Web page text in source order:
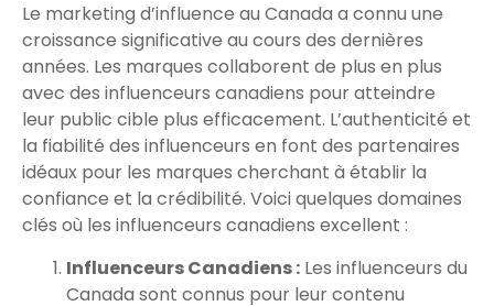
Le marketing d’influence au Canada a connu une
croissance significative au cours des dernières
années. Les marques collaborent de plus en plus
avec des influenceurs canadiens pour atteindre
leur public cible plus efficacement. L’authenticité et
la fiabilité des influenceurs en font des partenaires
idéaux pour les marques cherchant à établir la
confiance et la crédibilité. Voici quelques domaines
clés où les influenceurs canadiens excellent :
Influenceurs Canadiens : Les influenceurs du
Canada sont connus pour leur contenu